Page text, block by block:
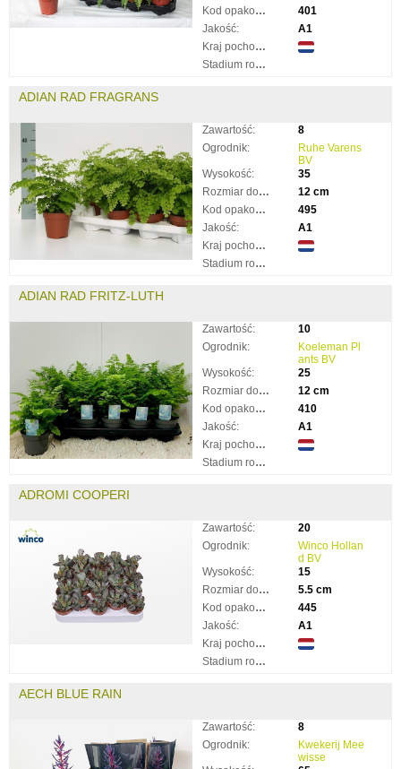
Kod opakowania:
401
Jakość:
A1
Kraj pochodzenia:
Stadium rozkwitnięcia:
ADIAN RAD FRAGRANS
Zawartość:
8
Ogrodnik:
Ruhe Varens
BV
Wysokość:
35
Rozmiar doniczki:
12 cm
Kod opakowania:
495
Jakość:
A1
Kraj pochodzenia:
Stadium rozkwitnięcia:
ADIAN RAD FRITZ-LUTH
Zawartość:
10
Ogrodnik:
Koeleman Pl
ants BV
Wysokość:
25
Rozmiar doniczki:
12 cm
Kod opakowania:
410
Jakość:
A1
Kraj pochodzenia:
Stadium rozkwitnięcia:
ADROMI COOPERI
Zawartość:
20
Ogrodnik:
Winco Hollan
d BV
Wysokość:
15
Rozmiar doniczki:
5.5 cm
Kod opakowania:
445
Jakość:
A1
Kraj pochodzenia:
Stadium rozkwitnięcia:
AECH BLUE RAIN
Zawartość:
8
Ogrodnik:
Kwekerij Mee
wisse